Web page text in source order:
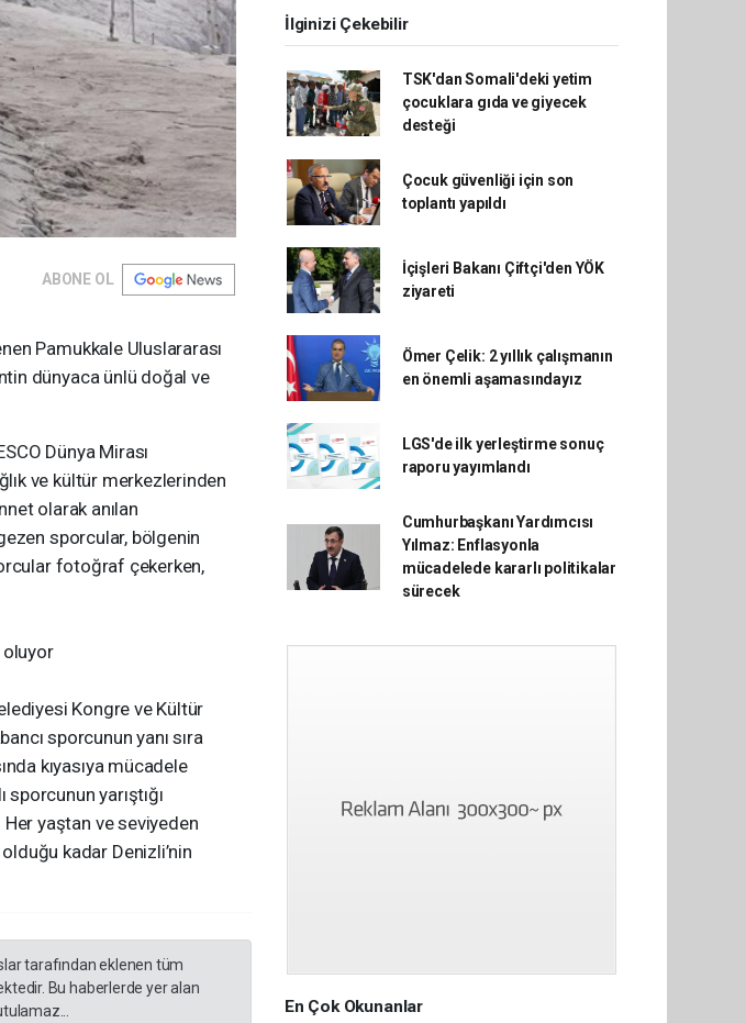
ABONE OL
Pamukkale Uluslararası
dünyaca ünlü doğal ve
Dünya Mirası
ve kültür merkezlerinden
olarak anılan
sporcular, bölgenin
fotoğraf çekerken,
oluyor
Kongre ve Kültür
sporcunun yanı sıra
kıyasıya mücadele
yarıştığı
Her yaştan ve seviyeden
kadar Denizli’nin
tarafından eklenen tüm
Bu haberlerde yer alan
İlginizi Çekebilir
TSK'dan Somali'deki yetim
çocuklara gıda ve giyecek
desteği
Çocuk güvenliği için son
toplantı yapıldı
İçişleri Bakanı Çiftçi'den YÖK
ziyareti
Ömer Çelik: 2 yıllık çalışmanın
en önemli aşamasındayız
LGS'de ilk yerleştirme sonuç
raporu yayımlandı
Cumhurbaşkanı Yardımcısı
Yılmaz: Enflasyonla
mücadelede kararlı politikalar
sürecek
En Çok Okunanlar